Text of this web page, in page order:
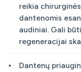
reikia
dantenomis
audiniai. Gali
regeneracijai
Dantenų